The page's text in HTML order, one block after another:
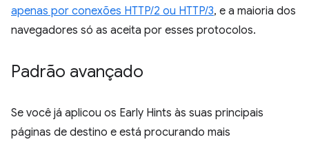
apenas por conexões HTTP/2 ou HTTP/3, e a maioria dos
navegadores só as aceita por esses protocolos.
Padrão avançado
Se você já aplicou os Early Hints às suas principais
páginas de destino e está procurando mais